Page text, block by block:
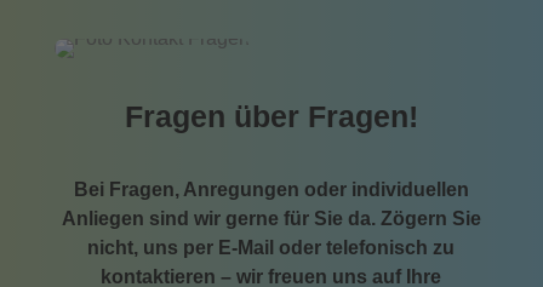
Fragen über Fragen!
Bei Fragen, Anregungen oder individuellen
Anliegen sind wir gerne für Sie da. Zögern Sie
nicht, uns per E-Mail oder telefonisch zu
kontaktieren – wir freuen uns auf Ihre